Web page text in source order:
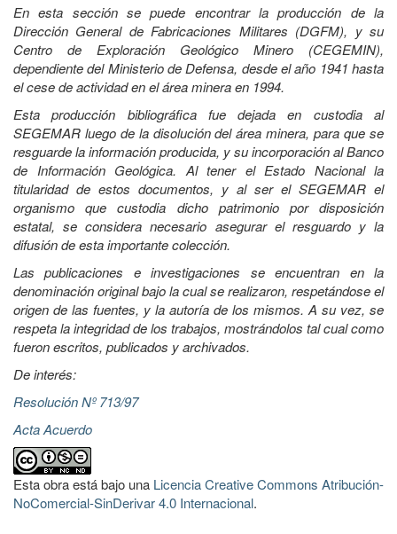
En esta sección se puede encontrar la producción de la
Dirección General de Fabricaciones Militares (DGFM), y su
Centro de Exploración Geológico Minero (CEGEMIN),
dependiente del Ministerio de Defensa, desde el año 1941 hasta
el cese de actividad en el área minera en 1994.
Esta producción bibliográfica fue dejada en custodia al
SEGEMAR luego de la disolución del área minera, para que se
resguarde la información producida, y su incorporación al Banco
de Información Geológica. Al tener el Estado Nacional la
titularidad de estos documentos, y al ser el SEGEMAR el
organismo que custodia dicho patrimonio por disposición
estatal, se considera necesario asegurar el resguardo y la
difusión de esta importante colección.
Las publicaciones e investigaciones se encuentran en la
denominación original bajo la cual se realizaron, respetándose el
origen de las fuentes, y la autoría de los mismos. A su vez, se
respeta la integridad de los trabajos, mostrándolos tal cual como
fueron escritos, publicados y archivados.
De interés:
Resolución Nº 713/97
Acta Acuerdo
Esta obra está bajo una Licencia Creative Commons Atribución-
NoComercial-SinDerivar 4.0 Internacional.